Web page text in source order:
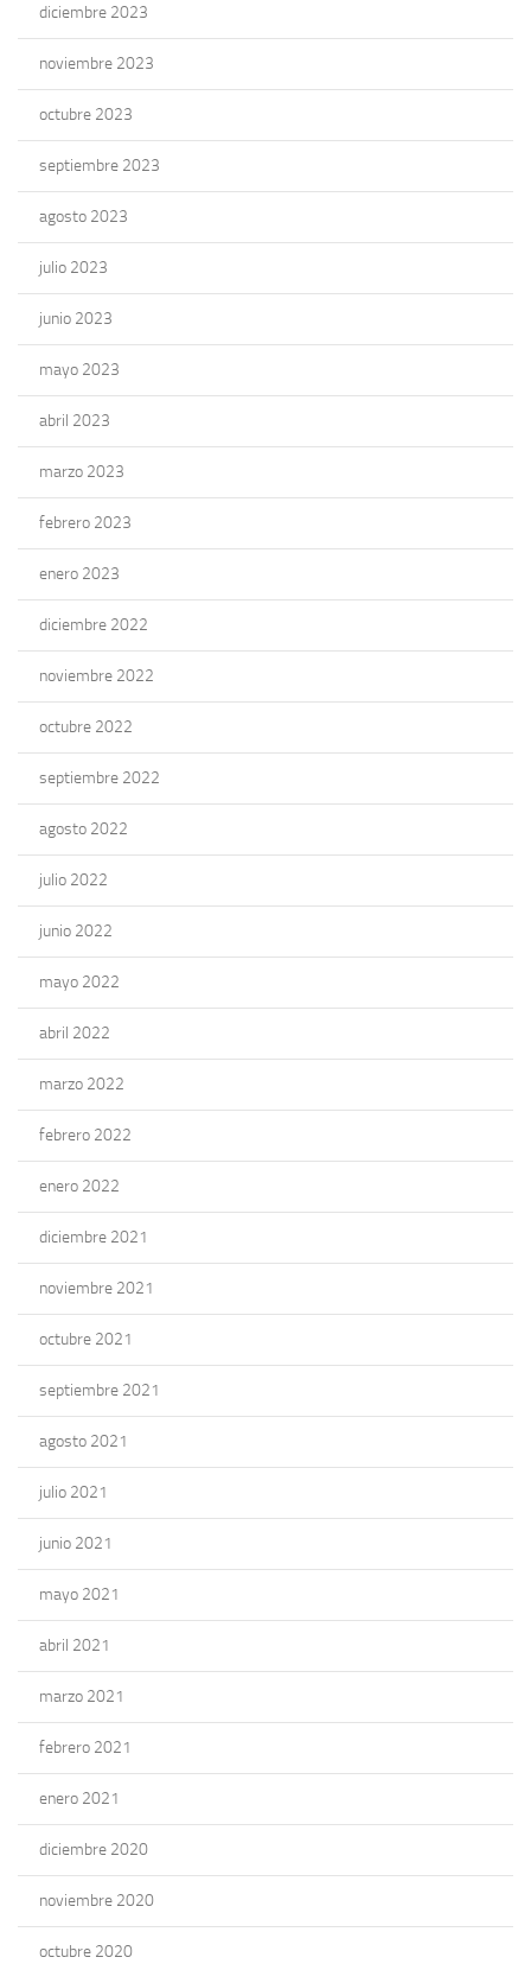
diciembre 2023
noviembre 2023
octubre 2023
septiembre 2023
agosto 2023
julio 2023
junio 2023
mayo 2023
abril 2023
marzo 2023
febrero 2023
enero 2023
diciembre 2022
noviembre 2022
octubre 2022
septiembre 2022
agosto 2022
julio 2022
junio 2022
mayo 2022
abril 2022
marzo 2022
febrero 2022
enero 2022
diciembre 2021
noviembre 2021
octubre 2021
septiembre 2021
agosto 2021
julio 2021
junio 2021
mayo 2021
abril 2021
marzo 2021
febrero 2021
enero 2021
diciembre 2020
noviembre 2020
octubre 2020